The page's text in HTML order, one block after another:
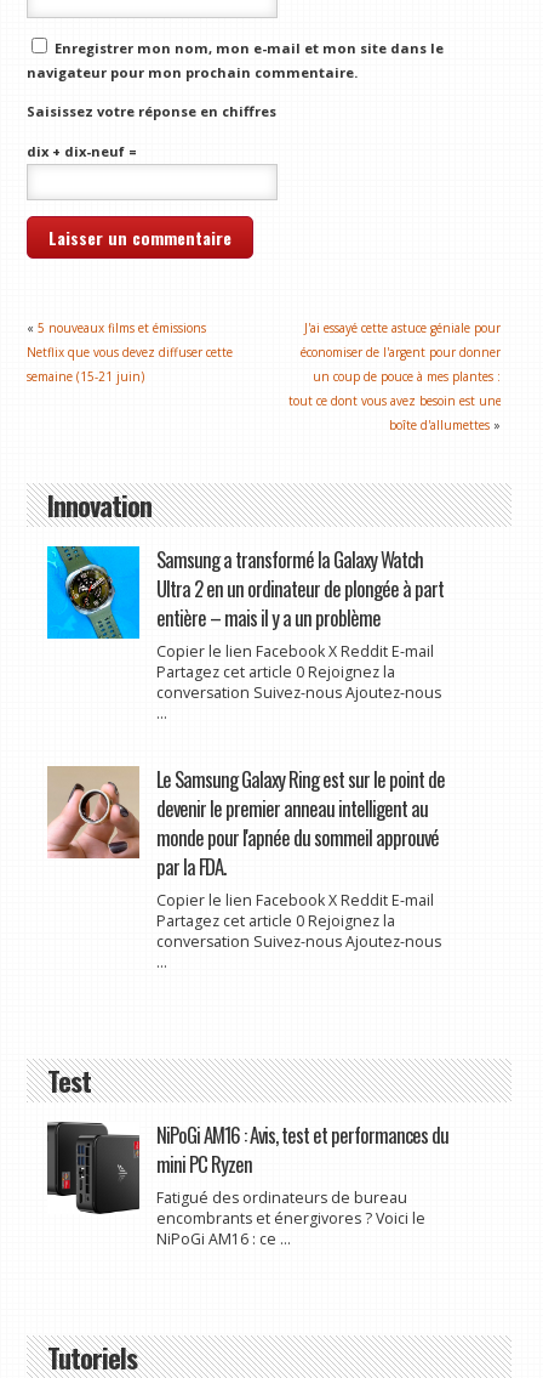
Enregistrer mon nom, mon e-mail et mon site dans le
navigateur pour mon prochain commentaire.
Saisissez votre réponse en chiffres
dix + dix-neuf =
«5 nouveaux films et émissions
Netflix que vous devez diffuser cette
semaine (15-21 juin)
J'ai essayé cette astuce géniale pour
économiser de l'argent pour donner
un coup de pouce à mes plantes :
tout ce dont vous avez besoin est une
boîte d'allumettes »
Innovation
Samsung a transformé la Galaxy Watch
Ultra 2 en un ordinateur de plongée à part
entière – mais il y a un problème
Copier le lien Facebook X Reddit E-mail
Partagez cet article 0 Rejoignez la
conversation Suivez-nous Ajoutez-nous
...
Le Samsung Galaxy Ring est sur le point de
devenir le premier anneau intelligent au
monde pour l'apnée du sommeil approuvé
par la FDA.
Copier le lien Facebook X Reddit E-mail
Partagez cet article 0 Rejoignez la
conversation Suivez-nous Ajoutez-nous
...
Test
NiPoGi AM16 : Avis, test et performances du
mini PC Ryzen
Fatigué des ordinateurs de bureau
encombrants et énergivores ? Voici le
NiPoGi AM16 : ce ...
Tutoriels